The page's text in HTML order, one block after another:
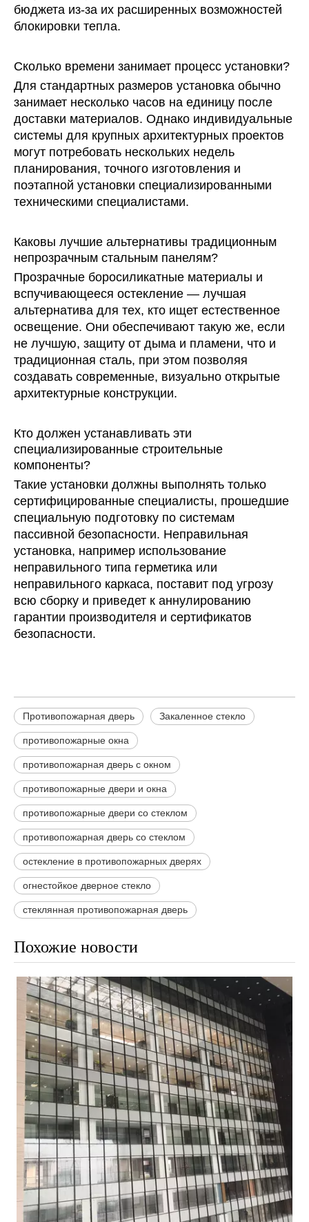
бюджета из-за их расширенных возможностей
блокировки тепла.
Сколько времени занимает процесс установки?
Для стандартных размеров установка обычно
занимает несколько часов на единицу после
доставки материалов. Однако индивидуальные
системы для крупных архитектурных проектов
могут потребовать нескольких недель
планирования, точного изготовления и
поэтапной установки специализированными
техническими специалистами.
Каковы лучшие альтернативы традиционным
непрозрачным стальным панелям?
Прозрачные боросиликатные материалы и
вспучивающееся остекление — лучшая
альтернатива для тех, кто ищет естественное
освещение. Они обеспечивают такую ​​же, если
не лучшую, защиту от дыма и пламени, что и
традиционная сталь, при этом позволяя
создавать современные, визуально открытые
архитектурные конструкции.
Кто должен устанавливать эти
специализированные строительные
компоненты?
Такие установки должны выполнять только
сертифицированные специалисты, прошедшие
специальную подготовку по системам
пассивной безопасности. Неправильная
установка, например использование
неправильного типа герметика или
неправильного каркаса, поставит под угрозу
всю сборку и приведет к аннулированию
гарантии производителя и сертификатов
безопасности.
Противопожарная дверь Закаленное стекло
противопожарные окна
противопожарная дверь с окном
противопожарные двери и окна
противопожарные двери со стеклом
противопожарная дверь со стеклом
остекление в противопожарных дверях
огнестойкое дверное стекло
стеклянная противопожарная дверь
Похожие новости